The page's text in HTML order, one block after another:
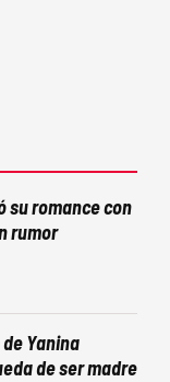
su romance con
rumor
Yanina
de ser madre